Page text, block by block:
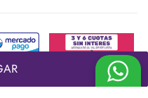
por FoxTienda